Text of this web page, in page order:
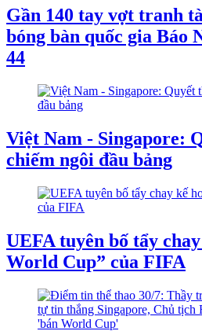
Gần 140 tay vợt tranh
bóng bàn quốc gia Báo
44
Việt Nam - Singapore:
chiếm ngôi đầu bảng
UEFA tuyên bố tẩy
World Cup” của FIFA